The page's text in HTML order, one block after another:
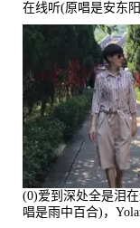
在线听(原唱是安东
演唱点播:17392次
(0)爱到深处全是泪
唱是雨中百合)，